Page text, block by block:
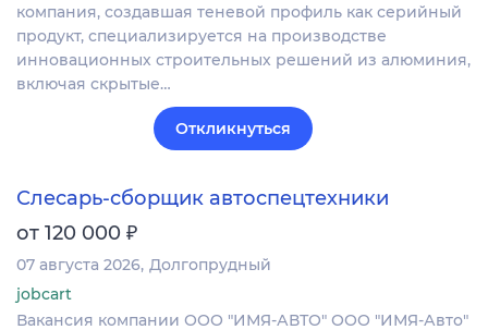
компания, создавшая теневой профиль как серийный
продукт, специализируется на производстве
инновационных строительных решений из алюминия,
включая скрытые…
Откликнуться
Слесарь-сборщик автоспецтехники
от 120 000 ₽
07 августа 2026 Долгопрудный
jobcart
Вакансия компании ООО "ИМЯ-АВТО" ООО "ИМЯ-Авто"